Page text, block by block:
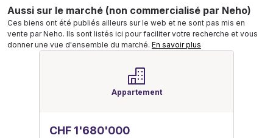
Aussi sur le marché (non commercialisé par Neho)
Ces biens ont été publiés ailleurs sur le web et ne sont pas mis en
vente par Neho. Ils sont listés ici pour faciliter votre recherche et vous
donner une vue d'ensemble du marché. En savoir plus
Appartement
CHF 1'680'000